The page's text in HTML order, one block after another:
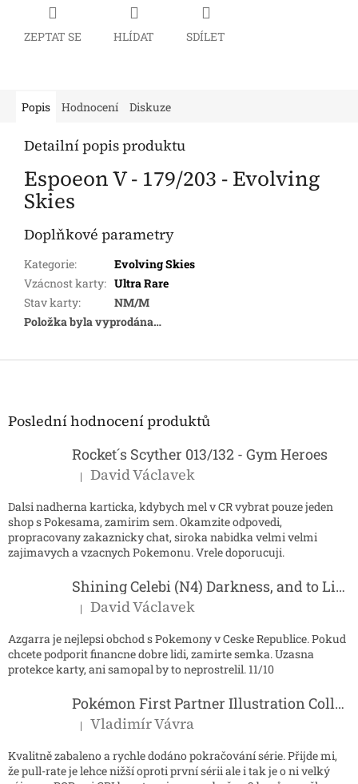
ZEPTAT SE HLÍDAT SDÍLET
Popis Hodnocení Diskuze
Detailní popis produktu
Espoeon V - 179/203 - Evolving
Skies
Doplňkové parametry
Kategorie:
Evolving Skies
Vzácnost karty: Ultra Rare
Stav karty:
NM/M
Položka byla vyprodána…
Z
Poslední hodnocení produktů
Rocket´s Scyther 013/132 - Gym Heroes
Hodnocení produktu je 5 z 5 hvězdiček.
| David Václavek
Dalsi nadherna karticka, kdybych mel v CR vybrat pouze jeden
shop s Pokesama, zamirim sem. Okamzite odpovedi,
propracovany zakaznicky chat, siroka nabidka velmi velmi
zajimavych a vzacnych Pokemonu. Vrele doporucuji.
Shining Celebi (N4) Darkness, and to Light...
Hodnocení produktu je 5 z 5 hvězdiček.
| David Václavek
Azgarra je nejlepsi obchod s Pokemony v Ceske Republice. Pokud
chcete podporit financne dobre lidi, zamirte semka. Uzasna
protekce karty, ani samopal by to neprostrelil. 11/10
Pokémon First Partner Illustration Collection - Series 2
Hodnocení produktu je 5 z 5 hvězdiček.
| Vladimír Vávra
Kvalitně zabaleno a rychle dodáno pokračování série. Přijde mi,
že pull-rate je lehce nižší oproti první sérii ale i tak je o ni velký